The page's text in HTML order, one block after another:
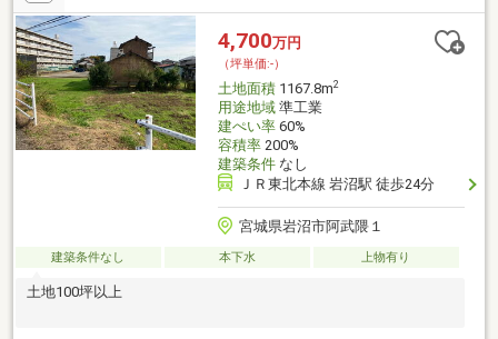
4,700万円
（坪単価:-）
土地面積1167.8m2
用途地域準工業
建ぺい率60%
容積率200%
建築条件なし
ＪＲ東北本線 岩沼駅 徒歩24分
宮城県岩沼市阿武隈１
建築条件なし 本下水 上物有り
土地100坪以上